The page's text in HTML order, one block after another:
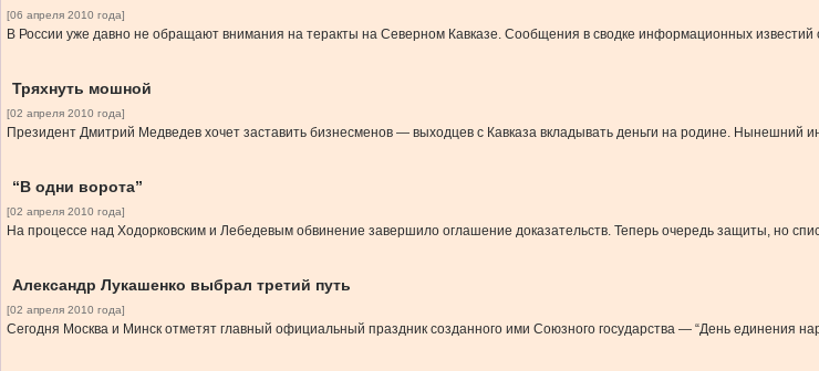
[06 апреля 2010 года]
В России уже давно не обращают внимания на теракты на Северном Кавказе. Сообщения в сводке информационных
Тряхнуть мошной
[02 апреля 2010 года]
Президент Дмитрий Медведев хочет заставить бизнесменов — выходцев с Кавказа вкладывать деньги на родине. Нынешний
“В одни ворота”
[02 апреля 2010 года]
На процессе над Ходорковским и Лебедевым обвинение завершило оглашение доказательств. Теперь очередь защиты, но
Александр Лукашенко выбрал третий путь
[02 апреля 2010 года]
Сегодня Москва и Минск отметят главный официальный праздник созданного ими Союзного государства — “День единения